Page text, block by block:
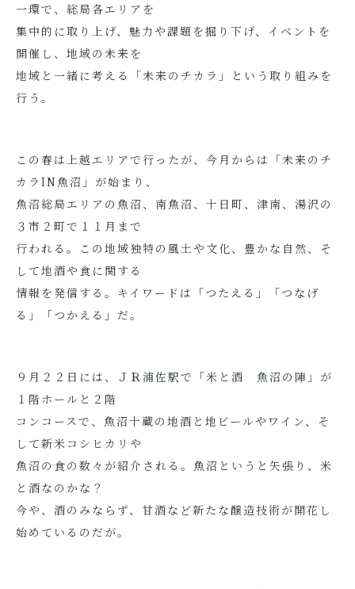
一環で、総局各エリアを
集中的に取り上げ、魅力や課題を掘り下げ、イベントを
開催し、地域の未来を
地域と一緒に考える「未来のチカラ」という取り組みを
行う。
この春は上越エリアで行ったが、今月からは「未来のチ
カラIN魚沼」が始まり、
魚沼総局エリアの魚沼、南魚沼、十日町、津南、湯沢の
３市２町で１１月まで
行われる。この地域独特の風土や文化、豊かな自然、そ
して地酒や食に関する
情報を発信する。キイワードは「つたえる」「つなげ
る」「つかえる」だ。
９月２２日には、ＪＲ浦佐駅で「米と酒 魚沼の陣」が
１階ホールと２階
コンコースで、魚沼十蔵の地酒と地ビールやワイン、そ
して新米コシヒカリや
魚沼の食の数々が紹介される。魚沼というと矢張り、米
と酒なのかな？
今や、酒のみならず、甘酒など新たな醸造技術が開花し
始めているのだが。